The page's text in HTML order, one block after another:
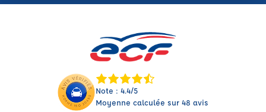
Note : 4.4/5
Moyenne calculée sur 48 avis